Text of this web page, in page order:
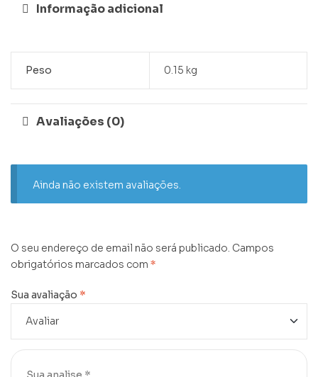
Informação adicional
Peso 0.15 kg
Avaliações (0)
Ainda não existem avaliações.
O seu endereço de email não será publicado. Campos
obrigatórios marcados com *
Sua avaliação *